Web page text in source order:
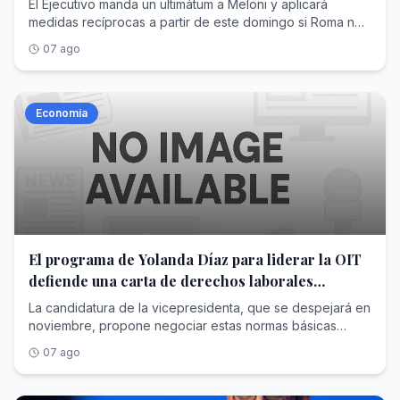
El Ejecutivo manda un ultimátum a Meloni y aplicará
medidas recíprocas a partir de este domingo si Roma no
07 ago
Economía
El programa de Yolanda Díaz para liderar la OIT
defiende una carta de derechos laborales
mínimos para todos los países
La candidatura de la vicepresidenta, que se despejará en
noviembre, propone negociar estas normas básicas
y trabajadores
07 ago